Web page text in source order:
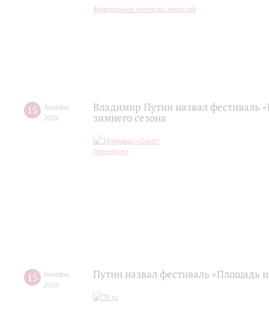
Федеральное агентство новостей
15 декабря
2019
Владимир Путин назвал фестиваль
зимнего сезона
15 декабря
2019
Путин назвал фестиваль «Площадь